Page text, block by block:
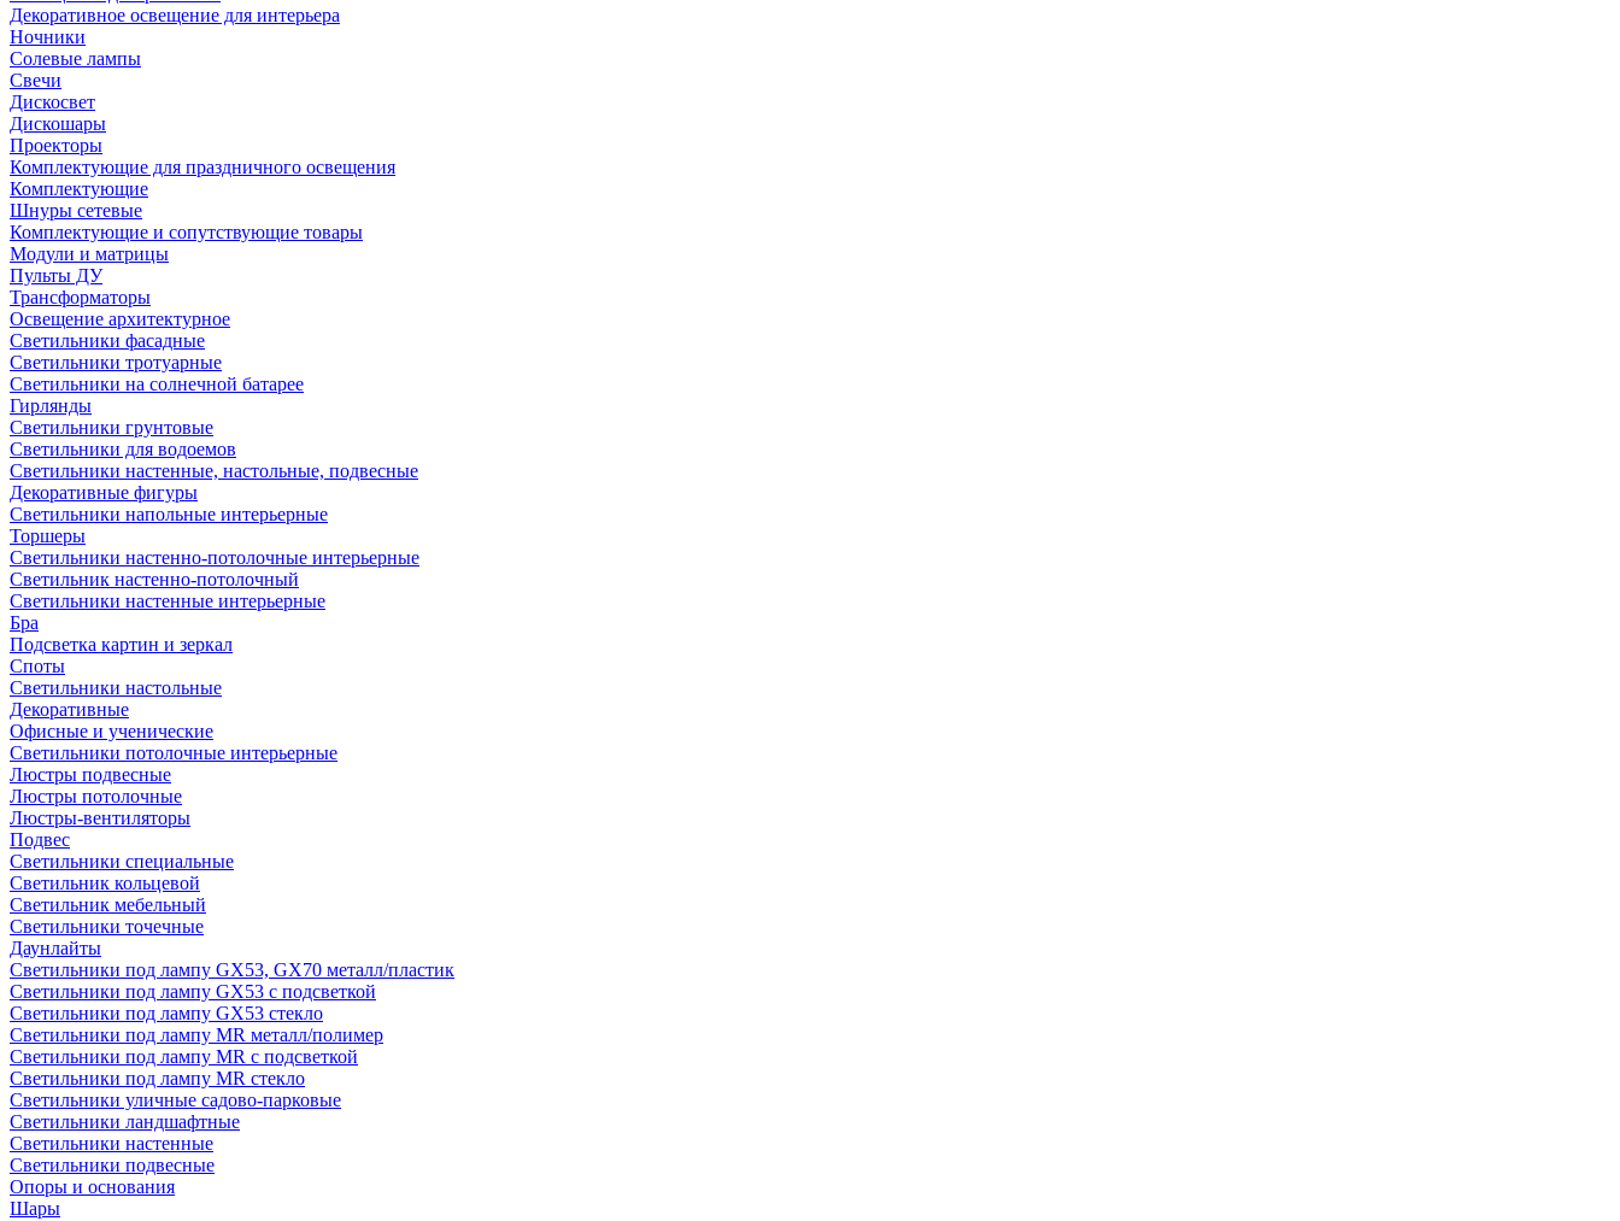
Декоративное освещение для интерьера
Ночники
Солевые лампы
Свечи
Дискосвет
Дискошары
Проекторы
Комплектующие для праздничного освещения
Комплектующие
Шнуры сетевые
Комплектующие и сопутствующие товары
Модули и матрицы
Пульты ДУ
Трансформаторы
Освещение архитектурное
Светильники фасадные
Светильники тротуарные
Светильники на солнечной батарее
Гирлянды
Светильники грунтовые
Светильники для водоемов
Светильники настенные, настольные, подвесные
Декоративные фигуры
Светильники напольные интерьерные
Торшеры
Светильники настенно-потолочные интерьерные
Светильник настенно-потолочный
Светильники настенные интерьерные
Бра
Подсветка картин и зеркал
Споты
Светильники настольные
Декоративные
Офисные и ученические
Светильники потолочные интерьерные
Люстры подвесные
Люстры потолочные
Люстры-вентиляторы
Подвес
Светильники специальные
Светильник кольцевой
Светильник мебельный
Светильники точечные
Даунлайты
Светильники под лампу GX53, GX70 металл/пластик
Светильники под лампу GX53 с подсветкой
Светильники под лампу GX53 стекло
Светильники под лампу MR металл/полимер
Светильники под лампу MR с подсветкой
Светильники под лампу MR стекло
Светильники уличные садово-парковые
Светильники ландшафтные
Светильники настенные
Светильники подвесные
Опоры и основания
Шары